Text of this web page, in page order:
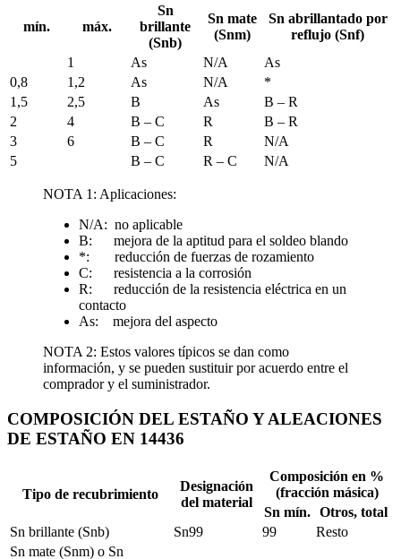
mín. máx.
Sn
brillante
(Snb)
Sn mate
(Snm)
Sn abrillantado por
reflujo (Snf)
1
As N/A
As
0,8
1,2 As N/A
*
1,5
2,5 B As
B – R
2
4 B – C R
B – R
3
6 B – C R
N/A
5
B – C R – C N/A
NOTA 1: Aplicaciones:
N/A: no aplicable
B: mejora de la aptitud para el soldeo blando
*: reducción de fuerzas de rozamiento
C: resistencia a la corrosión
R: reducción de la resistencia eléctrica en un
contacto
As: mejora del aspecto
NOTA 2: Estos valores típicos se dan como
información, y se pueden sustituir por acuerdo entre el
comprador y el suministrador.
COMPOSICIÓN DEL ESTAÑO Y ALEACIONES
DE ESTAÑO EN 14436
Tipo de recubrimiento
Designación
del material
Composición en %
(fracción másica)
Sn mín. Otros, total
Sn brillante (Snb)
Sn99 99
Resto
Sn mate (Snm) o Sn